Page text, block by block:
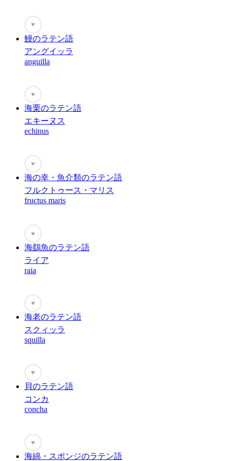
♥
鰻のラテン語
アングイッラ
anguilla
♥
海栗のラテン語
エキーヌス
echinus
♥
海の幸・魚介類のラテン語
フルクトゥース・マリス
fructus maris
♥
海鷂魚のラテン語
ライア
raia
♥
海老のラテン語
スクィッラ
squilla
♥
貝のラテン語
コンカ
concha
♥
海綿・スポンジのラテン語